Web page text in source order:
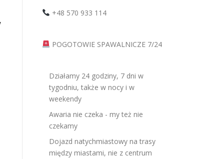
+48 570 933 114
POGOTOWIE SPAWALNICZE 7/24
Działamy 24 godziny, 7 dni w
tygodniu, także w nocy i w
weekendy
Awaria nie czeka - my też nie
czekamy
Dojazd natychmiastowy na trasy
między miastami, nie z centrum